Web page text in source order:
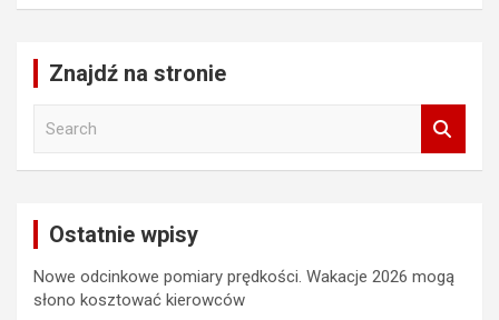
Znajdź na stronie
Ostatnie wpisy
Nowe odcinkowe pomiary prędkości. Wakacje 2026 mogą
słono kosztować kierowców